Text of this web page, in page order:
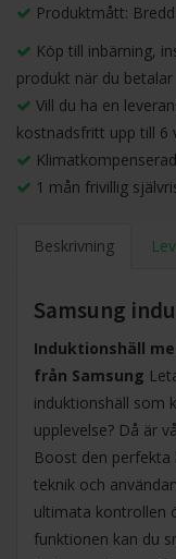
Produktmått:
Köp till inbärning,
produkt när du betalar
Vill du ha en
kostnadsfritt upp till 6
1 mån frivillig
Beskrivning
Samsung
Induktionshäll
från Samsung
induktionshäll som
upplevelse? Då är
Boost den perfekta
teknik och
ultimata kontrollen
funktionen kan du